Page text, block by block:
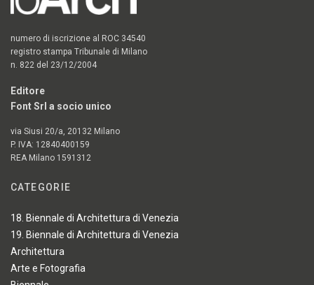
numero di iscrizione al ROC 34540
registro stampa Tribunale di Milano
n. 822 del 23/12/2004
Editore
Font Srl a socio unico
via Siusi 20/a, 20132 Milano
P. IVA: 12840400159
REA Milano 1591312
CATEGORIE
18. Biennale di Architettura di Venezia
19. Biennale di Architettura di Venezia
Architettura
Arte e Fotografia